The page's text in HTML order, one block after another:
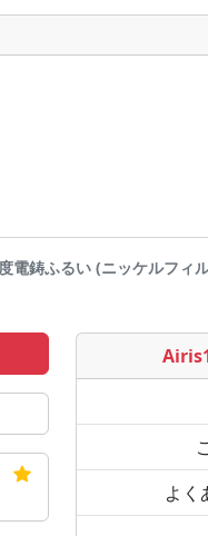
電鋳ふるい (ニッケルフ
よく